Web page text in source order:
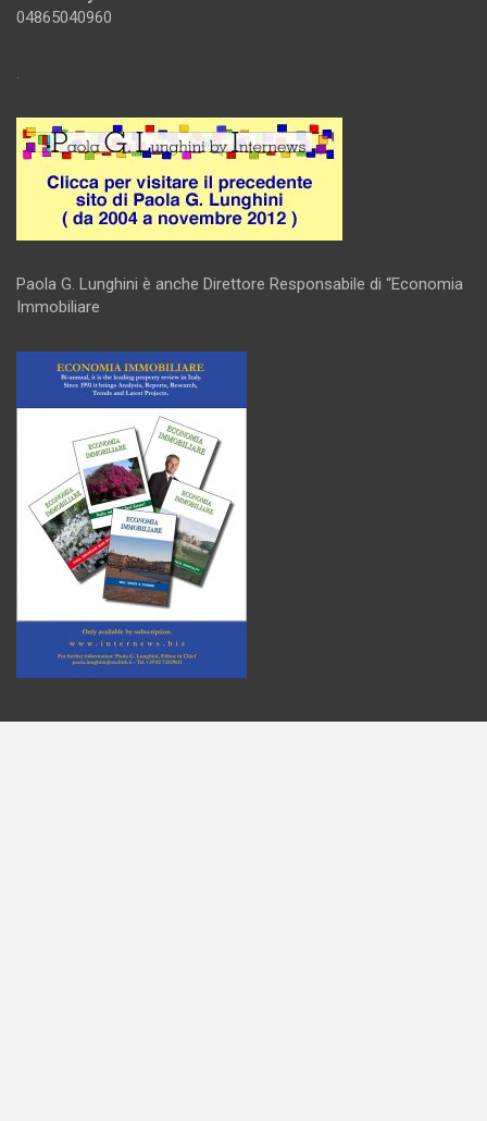
04865040960
.
Paola G. Lunghini è anche Direttore Responsabile di “Economia
Immobiliare